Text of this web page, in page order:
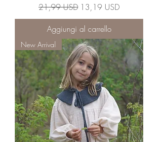
Prezzo regolare
21,99 USD Prezzo scontato
13,19 USD
Aggiungi al carrello
New Arrival